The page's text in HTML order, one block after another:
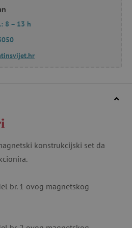
8 – 13 h
konstrukcijski set da
br. 1 ovog magnetskog